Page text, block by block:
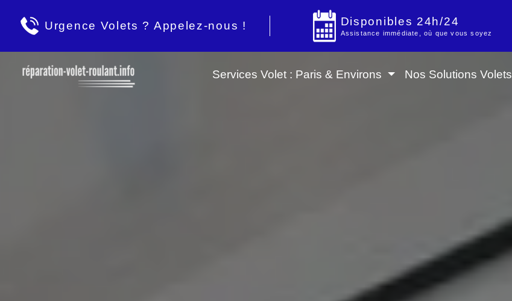
Urgence Volets ? Appelez-nous ! Disponibles 24h/24
Assistance immédiate, où que vous soyez
Services Volet : Paris & Environs Nos Solutions Volets